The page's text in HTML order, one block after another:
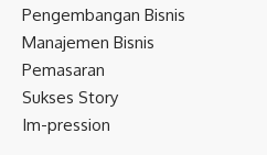
Pengembangan Bisnis
Manajemen Bisnis
Pemasaran
Sukses Story
Im-pression